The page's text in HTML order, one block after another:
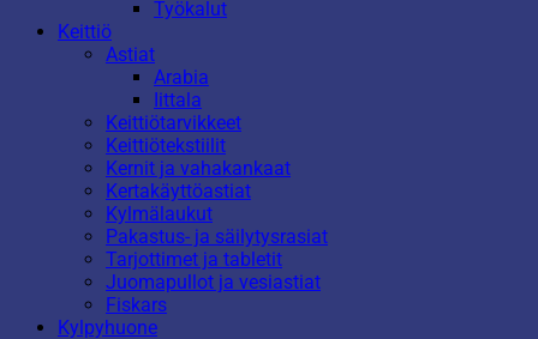
Työkalut
Keittiö
Astiat
Arabia
Iittala
Keittiötarvikkeet
Keittiötekstiilit
Kernit ja vahakankaat
Kertakäyttöastiat
Kylmälaukut
Pakastus- ja säilytysrasiat
Tarjottimet ja tabletit
Juomapullot ja vesiastiat
Fiskars
Kylpyhuone